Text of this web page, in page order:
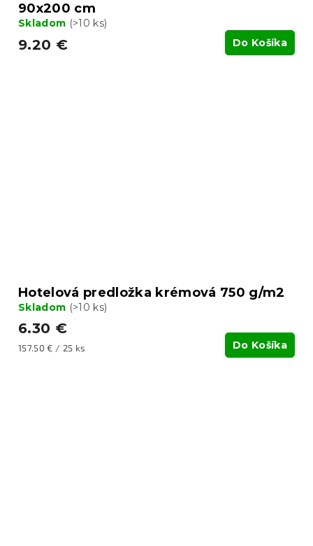
90x200 cm
Skladom (>10 ks)
9.20 € Do Košíka
Hotelová predložka krémová 750 g/m2
Skladom (>10 ks)
6.30 €
Jednotková
157.50 € / 25 ks Do Košíka